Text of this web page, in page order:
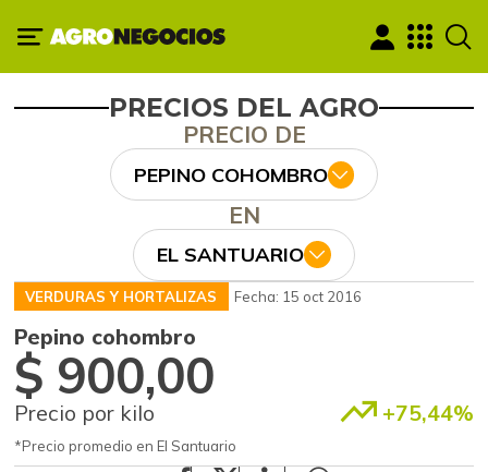
PRECIOS DEL AGRO
PRECIO DE
PEPINO COHOMBRO
EN
EL SANTUARIO
VERDURAS Y HORTALIZAS Fecha: 15 oct 2016
Pepino cohombro
$ 900,00
Precio por kilo +75,44%
*Precio promedio en El Santuario